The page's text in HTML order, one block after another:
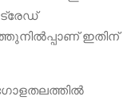
ട്രേഡ്
ഇതിന്